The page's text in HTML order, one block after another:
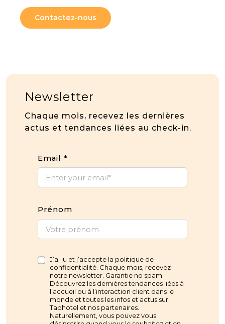
Contactez-nous
Newsletter
Chaque mois, recevez les dernières
actus et tendances liées au check-in.
Email *
Prénom
J’ai lu et j’accepte la politique de
confidentialité. Chaque mois, recevez
notre newsletter. Garantie no spam.
Découvrez les dernières tendances liées à
l’accueil ou à l’interaction client dans le
monde et toutes les infos et actus sur
Tabhotel et nos partenaires.
Naturellement, vous pouvez vous